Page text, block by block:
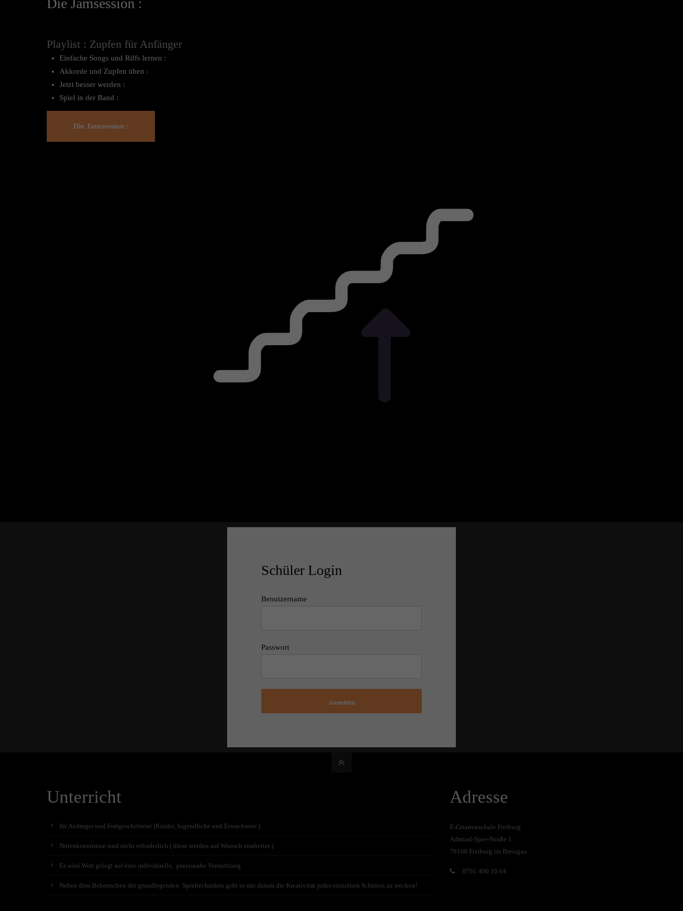
Die Jamsession :
Playlist : Zupfen für Anfänger
Einfache Songs und Riffs lernen :
Akkorde und Zupfen üben :
Jetzt besser werden :
Spiel in der Band :
Die Jamsession :
Schüler Login
Benutzername
Passwort
Anmelden
Unterricht
für Anfänger und Fortgeschrittene (Kinder, Jugendliche und Erwachsene )
Notenkenntnisse sind nicht erforderlich ( diese werden auf Wunsch erarbeitet )
Es wird Wert gelegt auf eine individuelle, praxisnahe Vermittlung
Neben dem Beherrschen der grundlegenden Spieltechniken geht es mir darum die Kreativität jedes einzelnen Schülers zu wecken!
Adresse
E-Gitarrenschule Freiburg
Admiral-Spee-Straße 1
79100 Freiburg im Breisgau
0761 400 10 64